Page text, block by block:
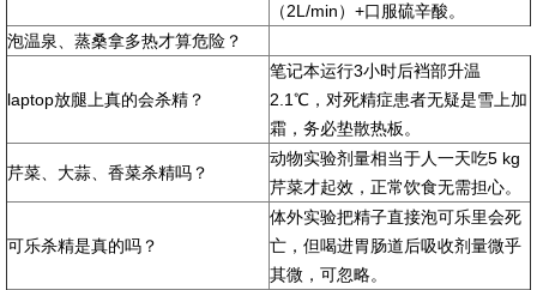
（2L/min）+口服硫辛酸。
泡温泉、蒸桑拿多热才算危险？
laptop放腿上真的会杀精？
笔记本运行3小时后裆部升温
2.1℃，对死精症患者无疑是雪上加
霜，务必垫散热板。
芹菜、大蒜、香菜杀精吗？
动物实验剂量相当于人一天吃5 kg
芹菜才起效，正常饮食无需担心。
可乐杀精是真的吗？
体外实验把精子直接泡可乐里会死
亡，但喝进胃肠道后吸收剂量微乎
其微，可忽略。